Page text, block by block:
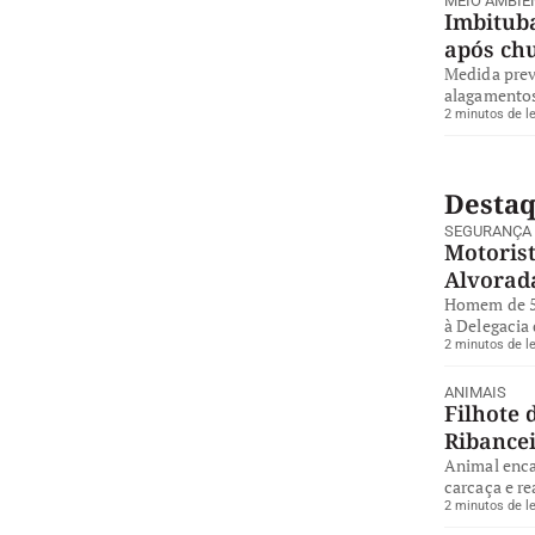
após
Medida
2 minutos de
SEGURANÇA
Homem de
à
2 minutos de
ANIMAIS
Filhote
Animal
carcaça e
2 minutos de